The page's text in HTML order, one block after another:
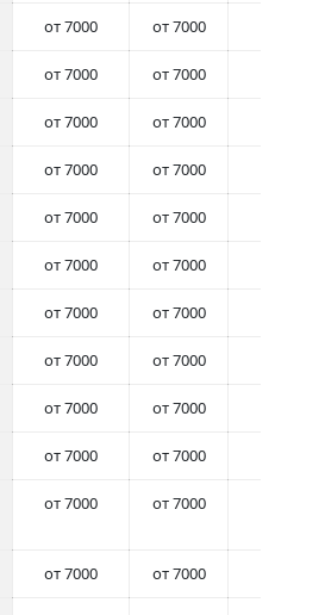
от 7000 от 7000
от 7000 от 7000
от 7000 от 7000
от 7000 от 7000
от 7000 от 7000
от 7000 от 7000
от 7000 от 7000
от 7000 от 7000
от 7000 от 7000
от 7000 от 7000
от 7000 от 7000
от 7000 от 7000